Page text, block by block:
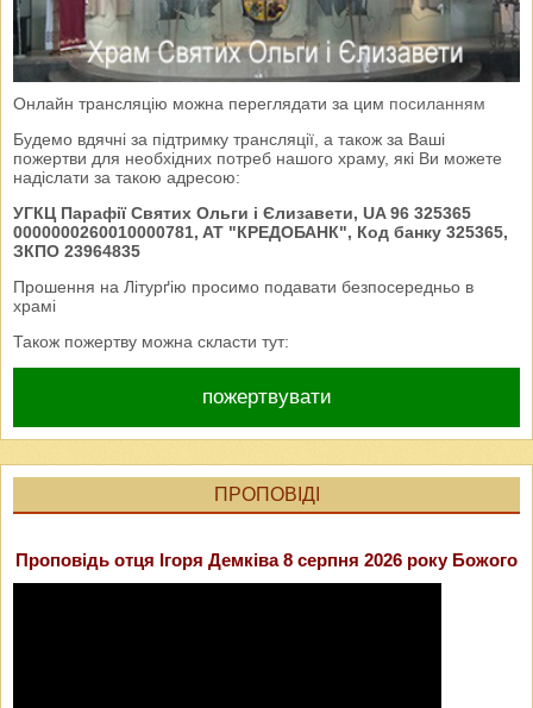
Онлайн трансляцію можна переглядати за цим посиланням
Будемо вдячні за підтримку трансляції, а також за Ваші
пожертви для необхідних потреб нашого храму, які Ви можете
надіслати за такою адресою:
УГКЦ Парафії Святих Ольги і Єлизавети, UA 96 325365
0000000260010000781, AT "КРЕДОБАНК", Код банку 325365,
ЗКПО 23964835
Прошення на Літурґію просимо подавати безпосередньо в
храмі
Також пожертву можна скласти тут:
пожертвувати
ПРОПОВІДІ
Проповідь отця Ігоря Демківа 8 серпня 2026 року Божого